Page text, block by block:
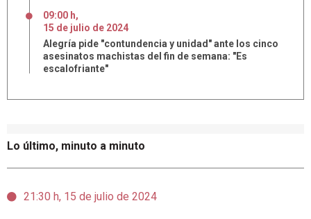
Lo último, minuto a minuto
21:30 h, 15 de julio de 2024
09:00 h,
15 de julio de 2024
Alegría pide "contundencia y unidad" ante los cinco
asesinatos machistas del fin de semana: "Es
escalofriante"